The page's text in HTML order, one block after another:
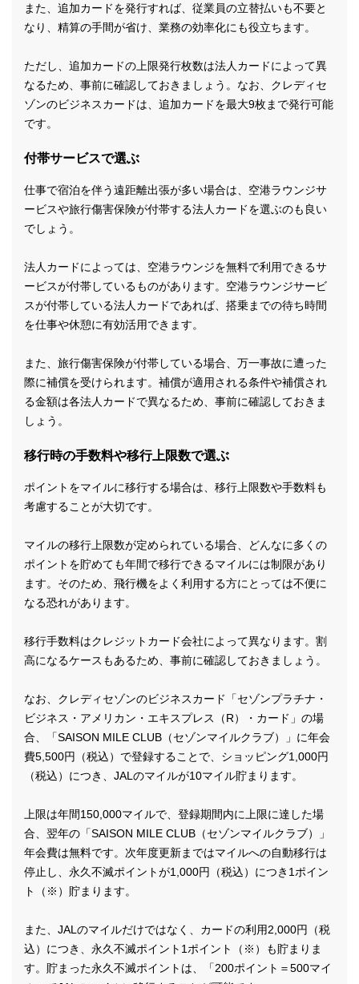
また、追加カードを発行すれば、従業員の立替払いも不要と
なり、精算の手間が省け、業務の効率化にも役立ちます。
ただし、追加カードの上限発行枚数は法人カードによって異
なるため、事前に確認しておきましょう。なお、クレディセ
ゾンのビジネスカードは、追加カードを最大9枚まで発行可能
です。
付帯サービスで選ぶ
仕事で宿泊を伴う遠距離出張が多い場合は、空港ラウンジサ
ービスや旅行傷害保険が付帯する法人カードを選ぶのも良い
でしょう。
法人カードによっては、空港ラウンジを無料で利用できるサ
ービスが付帯しているものがあります。空港ラウンジサービ
スが付帯している法人カードであれば、搭乗までの待ち時間
を仕事や休憩に有効活用できます。
また、旅行傷害保険が付帯している場合、万一事故に遭った
際に補償を受けられます。補償が適用される条件や補償され
る金額は各法人カードで異なるため、事前に確認しておきま
しょう。
移行時の手数料や移行上限数で選ぶ
ポイントをマイルに移行する場合は、移行上限数や手数料も
考慮することが大切です。
マイルの移行上限数が定められている場合、どんなに多くの
ポイントを貯めても年間で移行できるマイルには制限があり
ます。そのため、飛行機をよく利用する方にとっては不便に
なる恐れがあります。
移行手数料はクレジットカード会社によって異なります。割
高になるケースもあるため、事前に確認しておきましょう。
なお、クレディセゾンのビジネスカード「セゾンプラチナ・
ビジネス・アメリカン・エキスプレス（R）・カード」の場
合、「SAISON MILE CLUB（セゾンマイルクラブ）」に年会
費5,500円（税込）で登録することで、ショッピング1,000円
（税込）につき、JALのマイルが10マイル貯まります。
上限は年間150,000マイルで、登録期間内に上限に達した場
合、翌年の「SAISON MILE CLUB（セゾンマイルクラブ）」
年会費は無料です。次年度更新まではマイルへの自動移行は
停止し、永久不滅ポイントが1,000円（税込）につき1ポイン
ト（※）貯まります。
また、JALのマイルだけではなく、カードの利用2,000円（税
込）につき、永久不滅ポイント1ポイント（※）も貯まりま
す。貯まった永久不滅ポイントは、「200ポイント＝500マイ